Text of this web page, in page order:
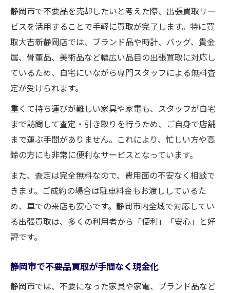
家具や家電の買取も静岡市で手軽に依頼可能
静岡市で家具買取をスムーズに依頼するコ
ツ
家電買取も静岡市で手軽に利用できる理由
家具・家電の買取も静岡市で簡単手続き
静岡市の出張買取で家具も家電も査定無料
静岡市家具買取サービスの魅力に迫る
不用品まとめて高く売るコツを徹底解説
静岡市で不用品を高価買取に導くポイント
静岡市の買取サービスで不用品を一括現金
化
査定無料で不用品高価買取が静岡市で実現
無料査定×安心対応の買取利用メリットとは
静岡市の無料査定買取が選ばれる理由
静岡市で不要品を売却したいと考えた際、出張買取サー
ビスを活用することで手軽に買取が完了します。特に買
取大吉新静岡店では、ブランド品や時計、バッグ、貴金
属、骨董品、美術品など幅広い品目の出張買取に対応し
ているため、自宅にいながら専門スタッフによる無料査
定が受けられます。
重くて持ち運びが難しい家具や家電も、スタッフが自宅
まで訪問して査定・引き取りを行うため、ご自身で店舗
まで運ぶ手間がありません。これにより、忙しい方や高
齢の方にも非常に便利なサービスとなっています。
また、査定は完全無料なので、費用面の不安なく相談で
きます。ご成約の場合は駐車料金もお渡ししているた
め、車での来店も安心です。静岡市内全域で対応してい
る出張買取は、多くの利用者から「便利」「安心」と好
評です。
静岡市で不要品買取が手間なく現金化
静岡市では、不要になった家具や家電、ブランド品など